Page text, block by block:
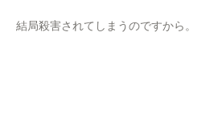
結局殺害されてしまうのですから。